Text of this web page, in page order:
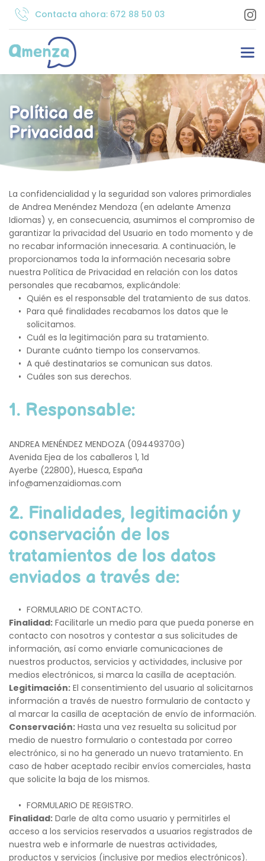
Contacta ahora: 672 88 50 03
Política de
Privacidad
La confidencialidad y la seguridad son valores primordiales
de Andrea Menéndez Mendoza (en adelante Amenza
Idiomas) y, en consecuencia, asumimos el compromiso de
garantizar la privacidad del Usuario en todo momento y de
no recabar información innecesaria. A continuación, le
proporcionamos toda la información necesaria sobre
nuestra Política de Privacidad en relación con los datos
personales que recabamos, explicándole:
Quién es el responsable del tratamiento de sus datos.
Para qué finalidades recabamos los datos que le
solicitamos.
Cuál es la legitimación para su tratamiento.
Durante cuánto tiempo los conservamos.
A qué destinatarios se comunican sus datos.
Cuáles son sus derechos.
1. Responsable:
ANDREA MENÉNDEZ MENDOZA (09449370G)
Avenida Ejea de los caballeros 1, 1d
Ayerbe (22800), Huesca, España
info@amenzaidiomas.com
2. Finalidades, legitimación y
conservación de los
tratamientos de los datos
enviados a través de:
FORMULARIO DE CONTACTO.
Finalidad: Facilitarle un medio para que pueda ponerse en
contacto con nosotros y contestar a sus solicitudes de
información, así como enviarle comunicaciones de
nuestros productos, servicios y actividades, inclusive por
medios electrónicos, si marca la casilla de aceptación.
Legitimación: El consentimiento del usuario al solicitarnos
información a través de nuestro formulario de contacto y
al marcar la casilla de aceptación de envío de información.
Conservación: Hasta una vez resuelta su solicitud por
medio de nuestro formulario o contestada por correo
electrónico, si no ha generado un nuevo tratamiento. En
caso de haber aceptado recibir envíos comerciales, hasta
que solicite la baja de los mismos.
FORMULARIO DE REGISTRO.
Finalidad: Darle de alta como usuario y permitirles el
acceso a los servicios reservados a usuarios registrados de
nuestra web e informarle de nuestras actividades,
productos y servicios (inclusive por medios electrónicos).